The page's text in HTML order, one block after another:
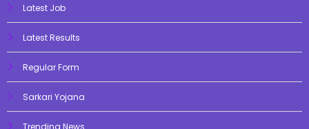
Latest Job
Latest Results
Regular Form
Sarkari Yojana
Trending News